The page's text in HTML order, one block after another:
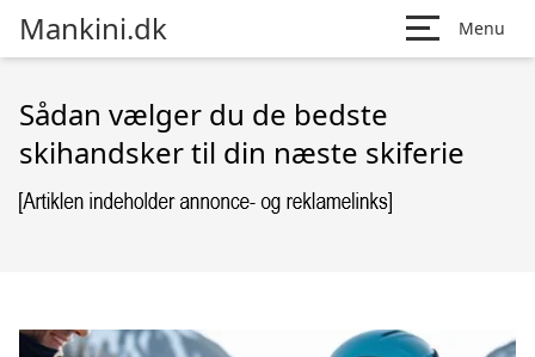
Mankini.dk Menu
Sådan vælger du de bedste
skihandsker til din næste skiferie